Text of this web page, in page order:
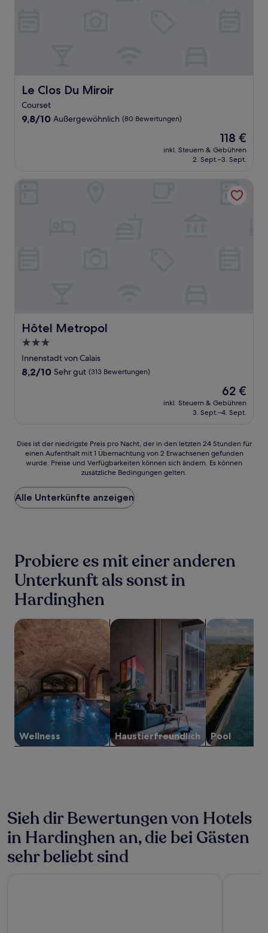
Le Clos Du Miroir
Le Clos Du Miroir
Courset
9.8
9,8/10 Außergewöhnlich (80 Bewertungen)
Der
Preis
beträgt
118 €
inkl. Steuern & Gebühren
2. Sept.–3. Sept.
Hôtel Metropol
Hôtel Metropol
3.0-
Sterne-
Unterkunft
Innenstadt von Calais
8.2
8,2/10 Sehr gut (313 Bewertungen)
Der
Preis
beträgt
62 €
inkl. Steuern & Gebühren
3. Sept.–4. Sept.
Dies
der
Preis
pro
Nacht,
24 Stunden
für
einen
Aufenthalt
mit
1 Übernachtung
von
2 Erwachsenen
gefunden
wurde.
Preise
und
Verfügbarkeiten
können
sich
Es
können
Dies ist der niedrigste Preis pro Nacht, der in den letzten 24 Stunden für
einen Aufenthalt mit 1 Übernachtung von 2 Erwachsenen gefunden
wurde. Preise und Verfügbarkeiten können sich ändern. Es können
zusätzliche Bedingungen gelten.
Alle Unterkünfte anzeigen
Probiere es mit einer anderen
Unterkunft als sonst in
Hardinghen
Wellness
Suche nach Unterkünften mit Wellness vor Ort
Haustier­freundlich
Suche nach haustierfreundlichen
Pool
Suche nach
Sieh dir Bewertungen von Hotels
in Hardinghen an, die bei Gästen
sehr beliebt sind